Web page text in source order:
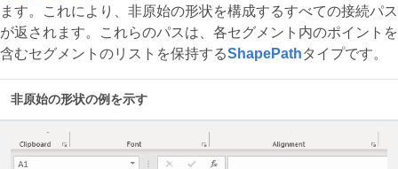
ます。これにより、非原始の形状を構成するすべての接続パス
が返されます。これらのパスは、各セグメント内のポイントを
含むセグメントのリストを保持するShapePathタイプです。
非原始の形状の例を示す